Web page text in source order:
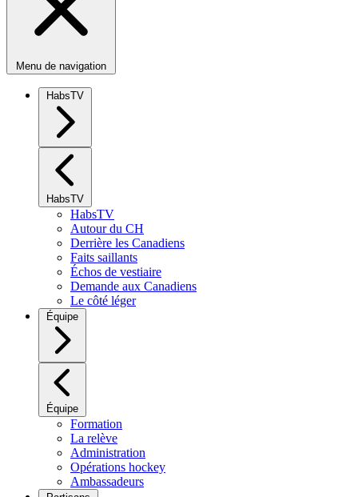
Menu de navigation
HabsTV
HabsTV
HabsTV
Autour du CH
Derrière les Canadiens
Faits saillants
Échos de vestiaire
Demande aux Canadiens
Le côté léger
Équipe
Équipe
Formation
La relève
Administration
Opérations hockey
Ambassadeurs